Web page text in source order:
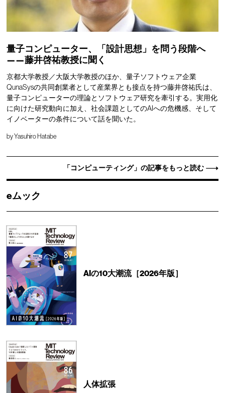
量子コンピューター、「設計思想」を問う段階へ
——藤井啓祐教授に聞く
京都大学教授／大阪大学教授のほか、量子ソフトウェア企業
QunaSysの共同創業者として産業界とも接点を持つ藤井啓祐氏は、
量子コンピューターの理論とソフトウェア研究を牽引する。実用化
に向けた研究動向に加え、社会課題としてのAIへの危機感、そして
イノベーターの条件について話を聞いた。
byYasuhiro Hatabe
「コンピューティング」の記事をもっと読む
eムック
AIの10大潮流［2026年版］
人体拡張